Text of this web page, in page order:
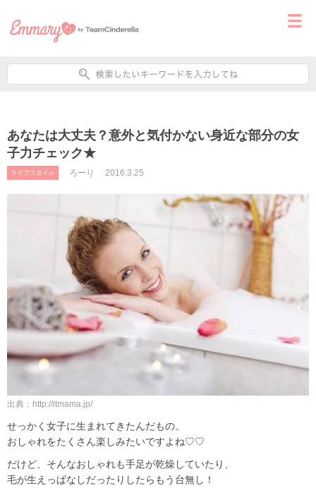
あなたは大丈夫？意外と気付かない身近な部分の女
子力チェック★
ライフスタイル ろーり 2016.3.25
出典：http://itmama.jp/
せっかく女子に生まれてきたんだもの。
おしゃれをたくさん楽しみたいですよね♡♡
だけど、そんなおしゃれも手足が乾燥していたり、
毛が生えっぱなしだったりしたらもう台無し！